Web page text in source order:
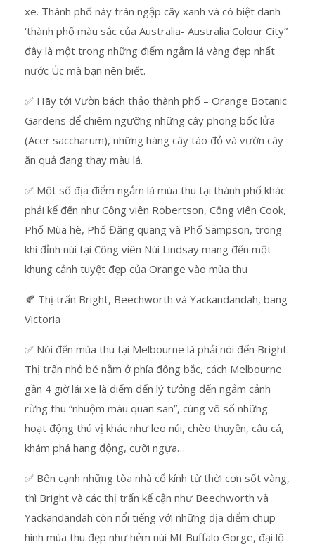
xe. Thành phố này tràn ngập cây xanh và có biệt danh
‘thành phố màu sắc của Australia- Australia Colour City”
đây là một trong những điểm ngắm lá vàng đẹp nhất
nước Úc mà bạn nên biết.
✅ Hãy tới Vườn bách thảo thành phố – Orange Botanic
Gardens để chiêm ngưỡng những cây phong bốc lửa
(Acer saccharum), những hàng cây táo đỏ và vườn cây
ăn quả đang thay màu lá.
✅ Một số địa điểm ngắm lá mùa thu tại thành phố khác
phải kể đến như Công viên Robertson, Công viên Cook,
Phố Mùa hè, Phố Đăng quang và Phố Sampson, trong
khi đỉnh núi tại Công viên Núi Lindsay mang đến một
khung cảnh tuyệt đẹp của Orange vào mùa thu
🍂 Thị trấn Bright, Beechworth và Yackandandah, bang
Victoria
✅ Nói đến mùa thu tại Melbourne là phải nói đến Bright.
Thị trấn nhỏ bé nằm ở phía đông bắc, cách Melbourne
gần 4 giờ lái xe là điểm đến lý tưởng đến ngắm cảnh
rừng thu “nhuộm màu quan san”, cùng vô số những
hoạt động thú vị khác như leo núi, chèo thuyền, câu cá,
khám phá hang động, cưỡi ngựa…
✅ Bên cạnh những tòa nhà cổ kính từ thời cơn sốt vàng,
thì Bright và các thị trấn kế cận như Beechworth và
Yackandandah còn nổi tiếng với những địa điểm chụp
hình mùa thu đẹp như hẻm núi Mt Buffalo Gorge, đại lộ